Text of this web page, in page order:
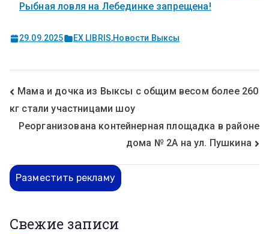
Рыбная ловля на Лебединке запрещена!
29.09.2025 EX LIBRIS,Новости Выксы
Мама и дочка из Выксы с общим весом более 260
кг стали участницами шоу
Реорганизована контейнерная площадка в районе
дома № 2А на ул. Пушкина
Разместить рекламу
Свежие записи